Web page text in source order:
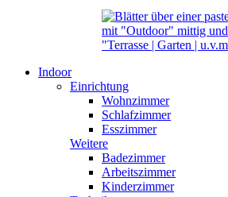
Indoor
Einrichtung
Wohnzimmer
Schlafzimmer
Esszimmer
Weitere
Badezimmer
Arbeitszimmer
Kinderzimmer